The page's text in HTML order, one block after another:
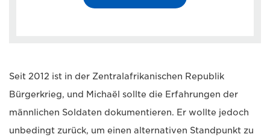
Seit 2012 ist in der Zentralafrikanischen Republik
Bürgerkrieg, und Michaël sollte die Erfahrungen der
männlichen Soldaten dokumentieren. Er wollte jedoch
unbedingt zurück, um einen alternativen Standpunkt zu